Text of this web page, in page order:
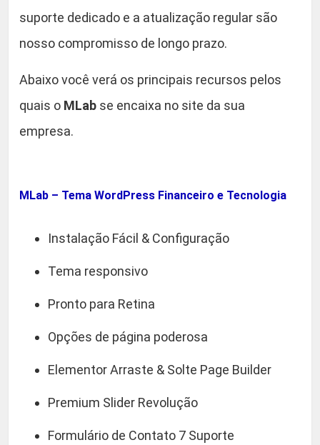
suporte dedicado e a atualização regular são
nosso compromisso de longo prazo.
Abaixo você verá os principais recursos pelos
quais o MLab se encaixa no site da sua
empresa.
MLab – Tema WordPress Financeiro e Tecnologia
Instalação Fácil & Configuração
Tema responsivo
Pronto para Retina
Opções de página poderosa
Elementor Arraste & Solte Page Builder
Premium Slider Revolução
Formulário de Contato 7 Suporte